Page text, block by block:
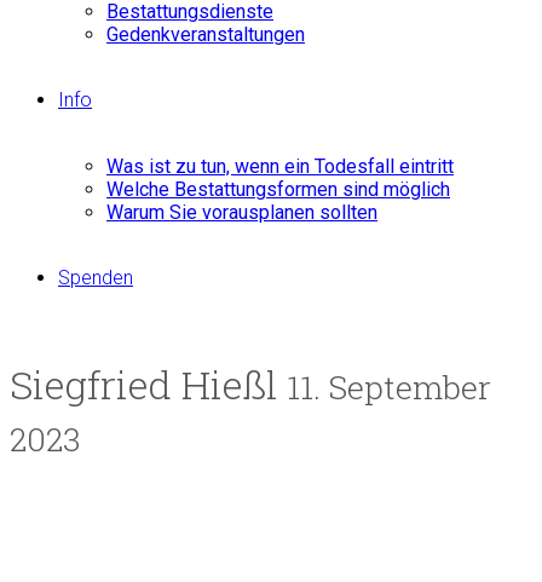
Bestattungsdienste
Gedenkveranstaltungen
Info
Was ist zu tun, wenn ein Todesfall eintritt
Welche Bestattungsformen sind möglich
Warum Sie vorausplanen sollten
Spenden
Siegfried Hießl 11. September
2023